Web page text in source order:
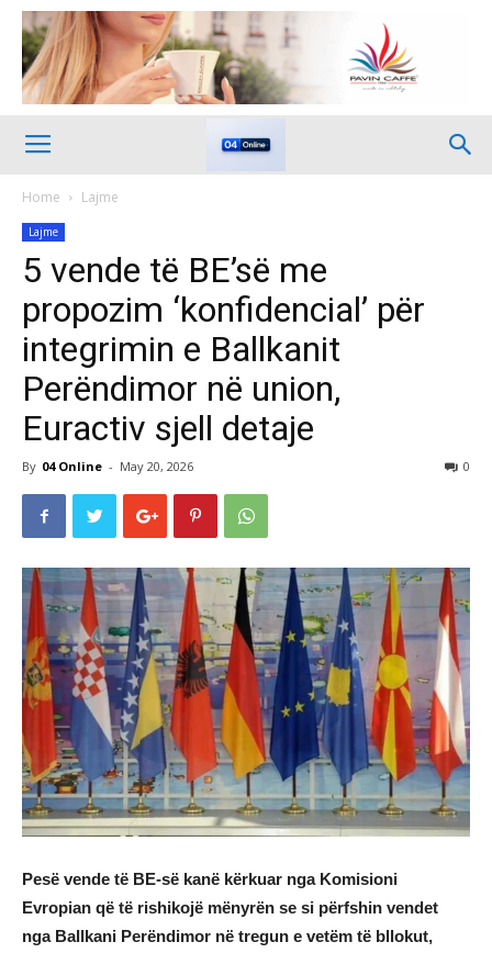
Home Lajme
Lajme
5 vende të BE’së me
propozim ‘konfidencial’ për
integrimin e Ballkanit
Perëndimor në union,
Euractiv sjell detaje
By 04 Online - May 20, 2026 0
Pesë vende të BE-së kanë kërkuar nga Komisioni
Evropian që të rishikojë mënyrën se si përfshin vendet
nga Ballkani Perëndimor në tregun e vetëm të bllokut,